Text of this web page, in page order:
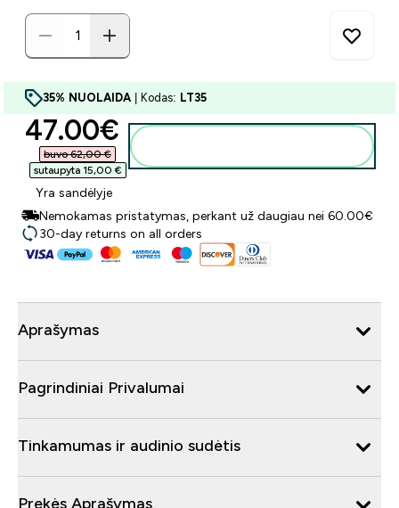
35% NUOLAIDA | Kodas: LT35
discounted price
47.00€‎
buvo 62,00 €‎
sutaupyta 15,00 €‎
Yra sandėlyje
Nemokamas pristatymas, perkant už daugiau nei 60.00€
30-day returns on all orders
Aprašymas
Pagrindiniai Privalumai
Tinkamumas ir audinio sudėtis
Prekės Aprašymas